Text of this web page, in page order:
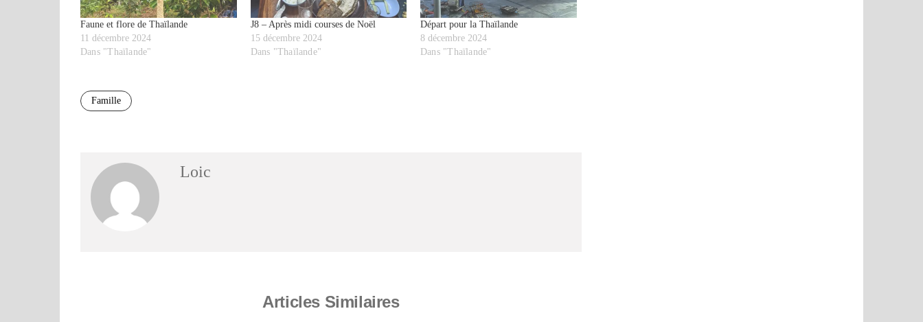
Faune et flore de Thaïlande
11 décembre 2024
Dans "Thaïlande"
J8 – Après midi courses de Noël
15 décembre 2024
Dans "Thaïlande"
Départ pour la Thaïlande
8 décembre 2024
Dans "Thaïlande"
Famille
Loic
Articles Similaires